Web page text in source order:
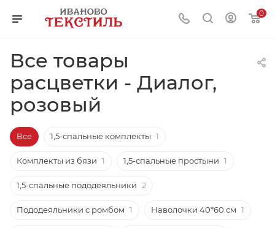
0
Все товары
расцветки - Диалог,
розовый
Все 1,5-спальные комплекты 1
Комплекты из бязи 1 1,5-спальные простыни 1
1,5-спальные пододеяльники 2
Пододеяльники с ромбом 1 Наволочки 40*60 см 1